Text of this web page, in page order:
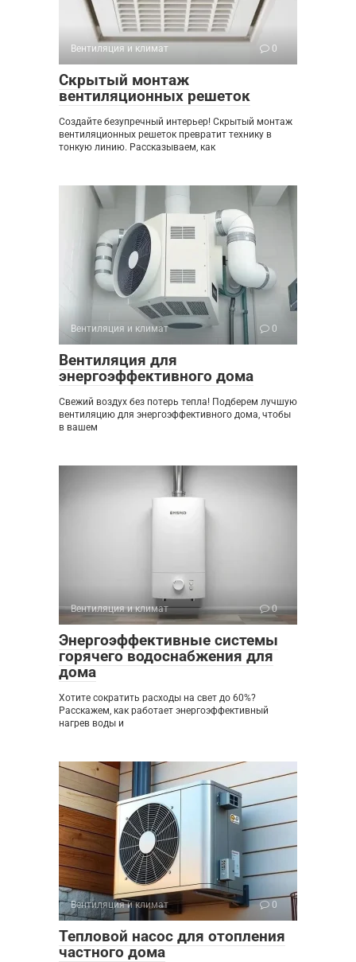
Вентиляция и климат 0
Скрытый монтаж
вентиляционных решеток
Создайте безупречный интерьер! Скрытый монтаж
вентиляционных решеток превратит технику в
тонкую линию. Рассказываем, как
Вентиляция и климат 0
Вентиляция для
энергоэффективного дома
Свежий воздух без потерь тепла! Подберем лучшую
вентиляцию для энергоэффективного дома, чтобы
в вашем
Вентиляция и климат 0
Энергоэффективные системы
горячего водоснабжения для
дома
Хотите сократить расходы на свет до 60%?
Расскажем, как работает энергоэффективный
нагрев воды и
Вентиляция и климат 0
Тепловой насос для отопления
частного дома